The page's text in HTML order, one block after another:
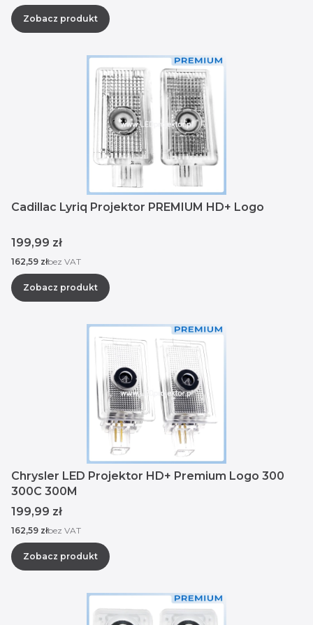
Zobacz produkt
Cadillac Lyriq Projektor PREMIUM HD+ Logo
Cena
199,99 zł
Cena
162,59 złbez VAT
Zobacz produkt
Chrysler LED Projektor HD+ Premium Logo 300
300C 300M
Cena
199,99 zł
Cena
162,59 złbez VAT
Zobacz produkt